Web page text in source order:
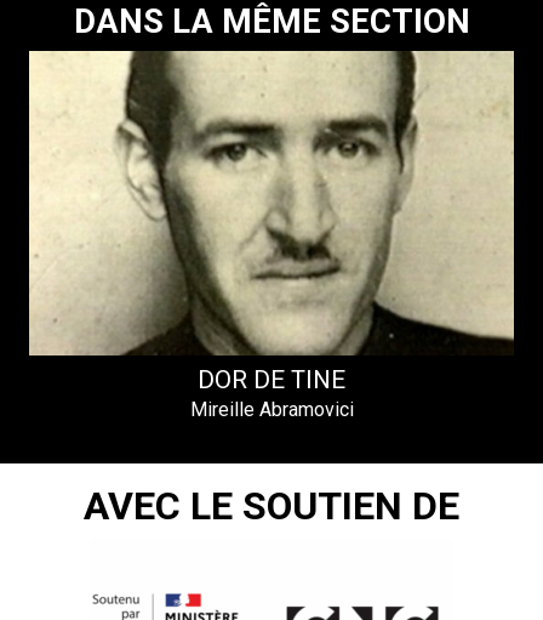
DANS LA MÊME SECTION
DOR DE TINE
Mireille Abramovici
AVEC LE SOUTIEN DE